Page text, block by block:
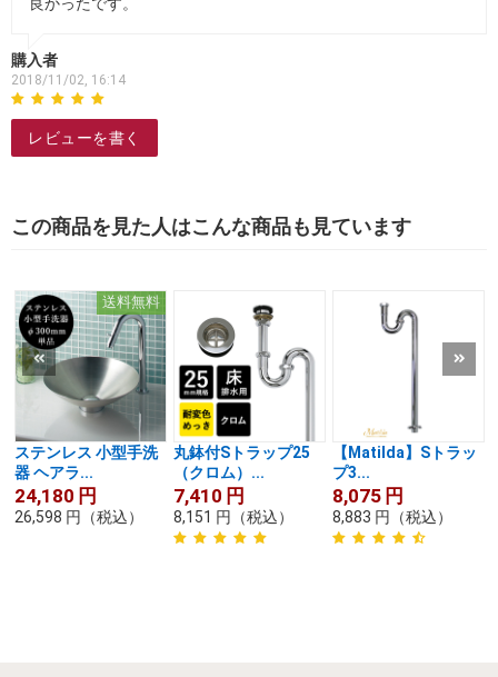
購入者
2018/11/02, 16:14
レビューを書く
この商品を見た人はこんな商品も見ています
送料無料
ステンレス 小型手洗
器 ヘアラ...
24,180 円
26,598 円 （税込）
丸鉢付Sトラップ25
（クロム）...
7,410 円
8,151 円 （税込）
【Matilda】Sトラッ
プ3...
8,075 円
8,883 円 （税込）